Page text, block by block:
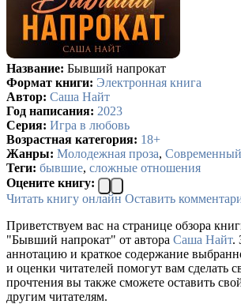
Название: Бывший напрокат
Формат книги: Электронная книга
Автор: Саша Найт
Год написания: 2023
Серия: Игра в любовь
Возрастная категория: 18+
Жанры: Молодежная проза,
Теги: бывшие, сложные отношения
Оцените книгу:
Читать книгу онлайн Оставить
Приветствуем вас на странице обзора
"Бывший напрокат" от автора Саша Найт.
аннотацию и краткое содержание
и оценки читателей помогут вам сделать
прочтения вы также сможете оставить
другим читателям.